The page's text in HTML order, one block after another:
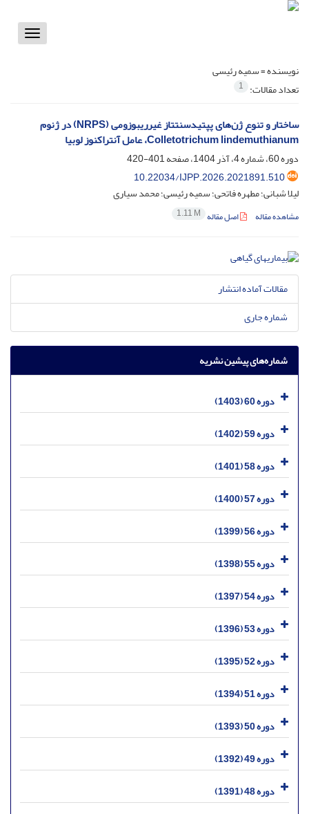
Toggle
نویسنده =سمیه رئیسی
تعداد مقالات: 1
ساختار و تنوع ژن‌های پپتیدسنتتاز غیرریبوزومی (NRPS) در ژنوم
Colletotrichum lindemuthianum، عامل آنتراکنوز لوبیا
دوره 60، شماره 4، آذر 1404، صفحه
401-420
10.22034/IJPP.2026.2021891.510
لیلا شبانی؛ مطهره فاتحی؛ سمیه رئیسی؛ محمد سیاری
مشاهده مقاله اصل مقاله 1.11 M
مقالات آماده انتشار
شماره جاری
شماره‌های پیشین نشریه
دوره 60 (1403)
دوره 59 (1402)
دوره 58 (1401)
دوره 57 (1400)
دوره 56 (1399)
دوره 55 (1398)
دوره 54 (1397)
دوره 53 (1396)
دوره 52 (1395)
دوره 51 (1394)
دوره 50 (1393)
دوره 49 (1392)
دوره 48 (1391)